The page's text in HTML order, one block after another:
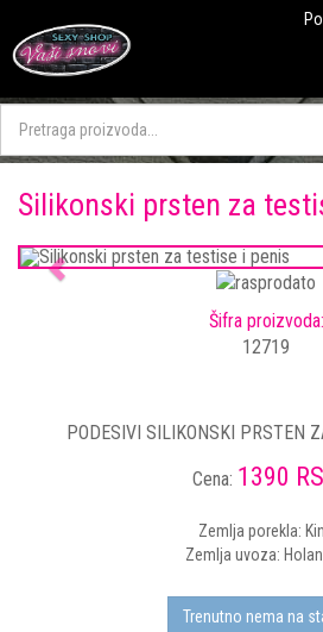
Silikonski prsten za
Previous
Šifra proizvoda:
12719
PODESIVI SILIKONSKI PRSTEN
Cena: 1390
Zemlja porekla:
Zemlja uvoza:
Trenutno nema na